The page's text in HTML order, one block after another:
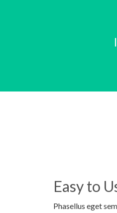
Easy to
Phasellus eget